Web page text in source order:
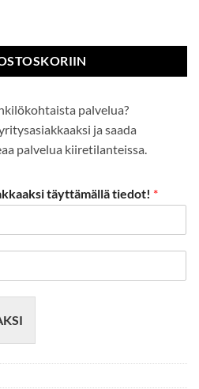
palvelua?
ja saada
palvelua kiiretilanteissa.
täyttämällä tiedot! *